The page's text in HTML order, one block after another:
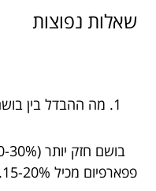
שאלות נפוצות
מה ההבדל בין
פפארפיום מכיל 15-20%.